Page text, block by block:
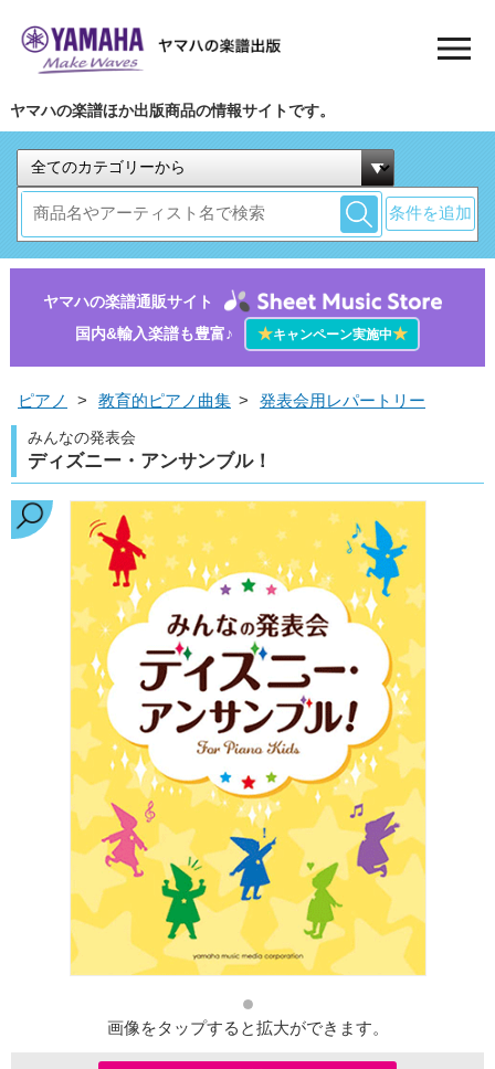
ヤマハの楽譜ほか出版商品の情報サイトです。
条件を追加
ヤマハの楽譜通販サイト
国内&輸入楽譜も豊富♪
★キャンペーン実施中★
ピアノ > 教育的ピアノ曲集 > 発表会用レパートリー
みんなの発表会
ディズニー・アンサンブル！
画像をタップすると拡大ができます。